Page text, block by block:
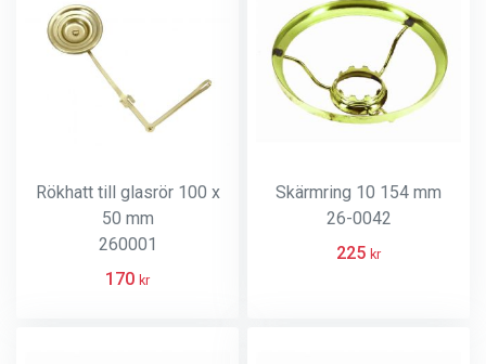
Rökhatt till glasrör 100 x
50 mm
260001
170 kr
Skärmring 10 154 mm
26-0042
225 kr